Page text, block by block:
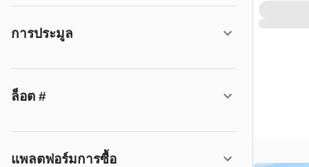
การประมูล
ล็อต #
แพลตฟอร์มการซื้อ